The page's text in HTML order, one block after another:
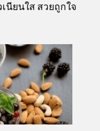
นียนใส สวยถูกใจ